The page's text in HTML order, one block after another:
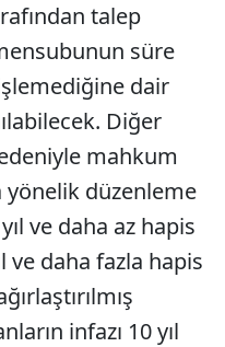
talep
süre
dair
Diğer
mahkum
düzenleme
ve daha az hapis
ve daha fazla hapis
infazı 10 yıl